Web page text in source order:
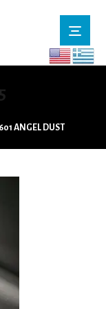
ANGEL DUST